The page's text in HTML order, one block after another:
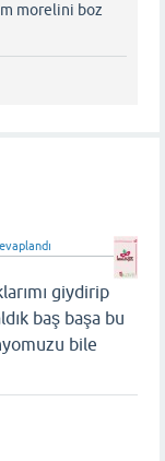
morelini boz
giydirip
baş başa bu
bile